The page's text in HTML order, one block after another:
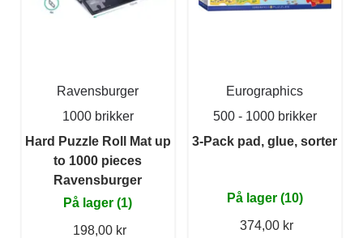
Ravensburger
1000 brikker
Hard Puzzle Roll Mat up
to 1000 pieces
Ravensburger
På lager (1)
198,00 kr
Eurographics
500 - 1000 brikker
3-Pack pad, glue, sorter
På lager (10)
374,00 kr